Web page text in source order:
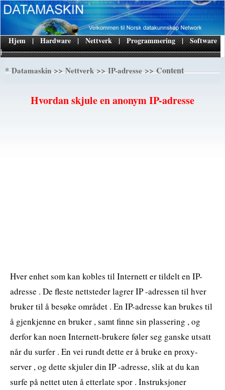
|
Hjem | Hardware | Nettverk | Programmering | Software
*Datamaskin>>Nettverk>>IP-adresse>> Content
Hvordan skjule en anonym IP-adresse
Hver enhet som kan kobles til Internett er tildelt en IP-
adresse . De fleste nettsteder lagrer IP -adressen til hver
bruker til å besøke området . En IP-adresse kan brukes til
å gjenkjenne en bruker , samt finne sin plassering , og
derfor kan noen Internett-brukere føler seg ganske utsatt
når du surfer . En vei rundt dette er å bruke en proxy-
server , og dette skjuler din IP -adresse, slik at du kan
surfe på nettet uten å etterlate spor . Instruksjoner